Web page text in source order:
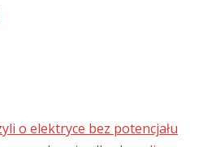
o elektryce bez potencjału